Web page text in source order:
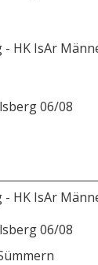
HK IsAr
06/08
HK IsAr
06/08